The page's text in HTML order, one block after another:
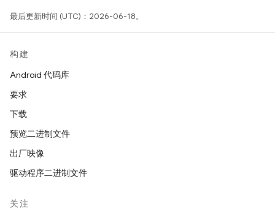
最后更新时间 (UTC)：2026-06-18。
构建
Android 代码库
要求
下载
预览二进制文件
出厂映像
驱动程序二进制文件
关注